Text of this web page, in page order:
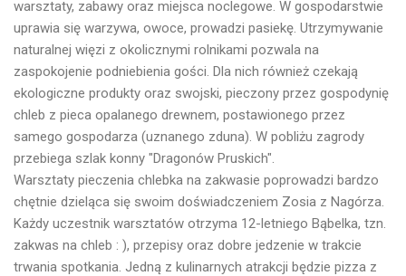
warsztaty, zabawy oraz miejsca noclegowe. W gospodarstwie
uprawia się warzywa, owoce, prowadzi pasiekę. Utrzymywanie
naturalnej więzi z okolicznymi rolnikami pozwala na
zaspokojenie podniebienia gości. Dla nich również czekają
ekologiczne produkty oraz swojski, pieczony przez gospodynię
chleb z pieca opalanego drewnem, postawionego przez
samego gospodarza (uznanego zduna). W pobliżu zagrody
przebiega szlak konny "Dragonów Pruskich".
Warsztaty pieczenia chlebka na zakwasie poprowadzi bardzo
chętnie dzieląca się swoim doświadczeniem Zosia z Nagórza.
Każdy uczestnik warsztatów otrzyma 12-letniego Bąbelka, tzn.
zakwas na chleb : ), przepisy oraz dobre jedzenie w trakcie
trwania spotkania. Jedną z kulinarnych atrakcji będzie pizza z